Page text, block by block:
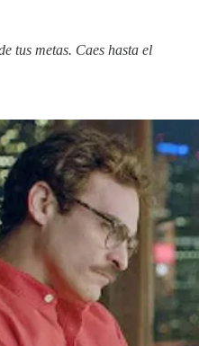
tus metas. Caes hasta el